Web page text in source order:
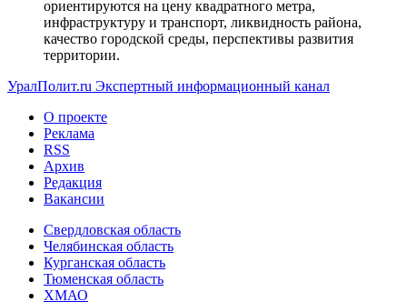
ориентируются на цену квадратного метра,
инфраструктуру и транспорт, ликвидность района,
качество городской среды, перспективы развития
территории.
УралПолит.ru Экспертный информационный канал
О проекте
Реклама
RSS
Архив
Редакция
Вакансии
Свердловская область
Челябинская область
Курганская область
Тюменская область
ХМАО